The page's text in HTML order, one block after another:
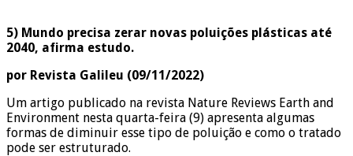
5) Mundo precisa zerar novas poluições plásticas até
2040, afirma estudo.
por Revista Galileu (09/11/2022)
Um artigo publicado na revista Nature Reviews Earth and
Environment nesta quarta-feira (9) apresenta algumas
formas de diminuir esse tipo de poluição e como o tratado
pode ser estruturado.